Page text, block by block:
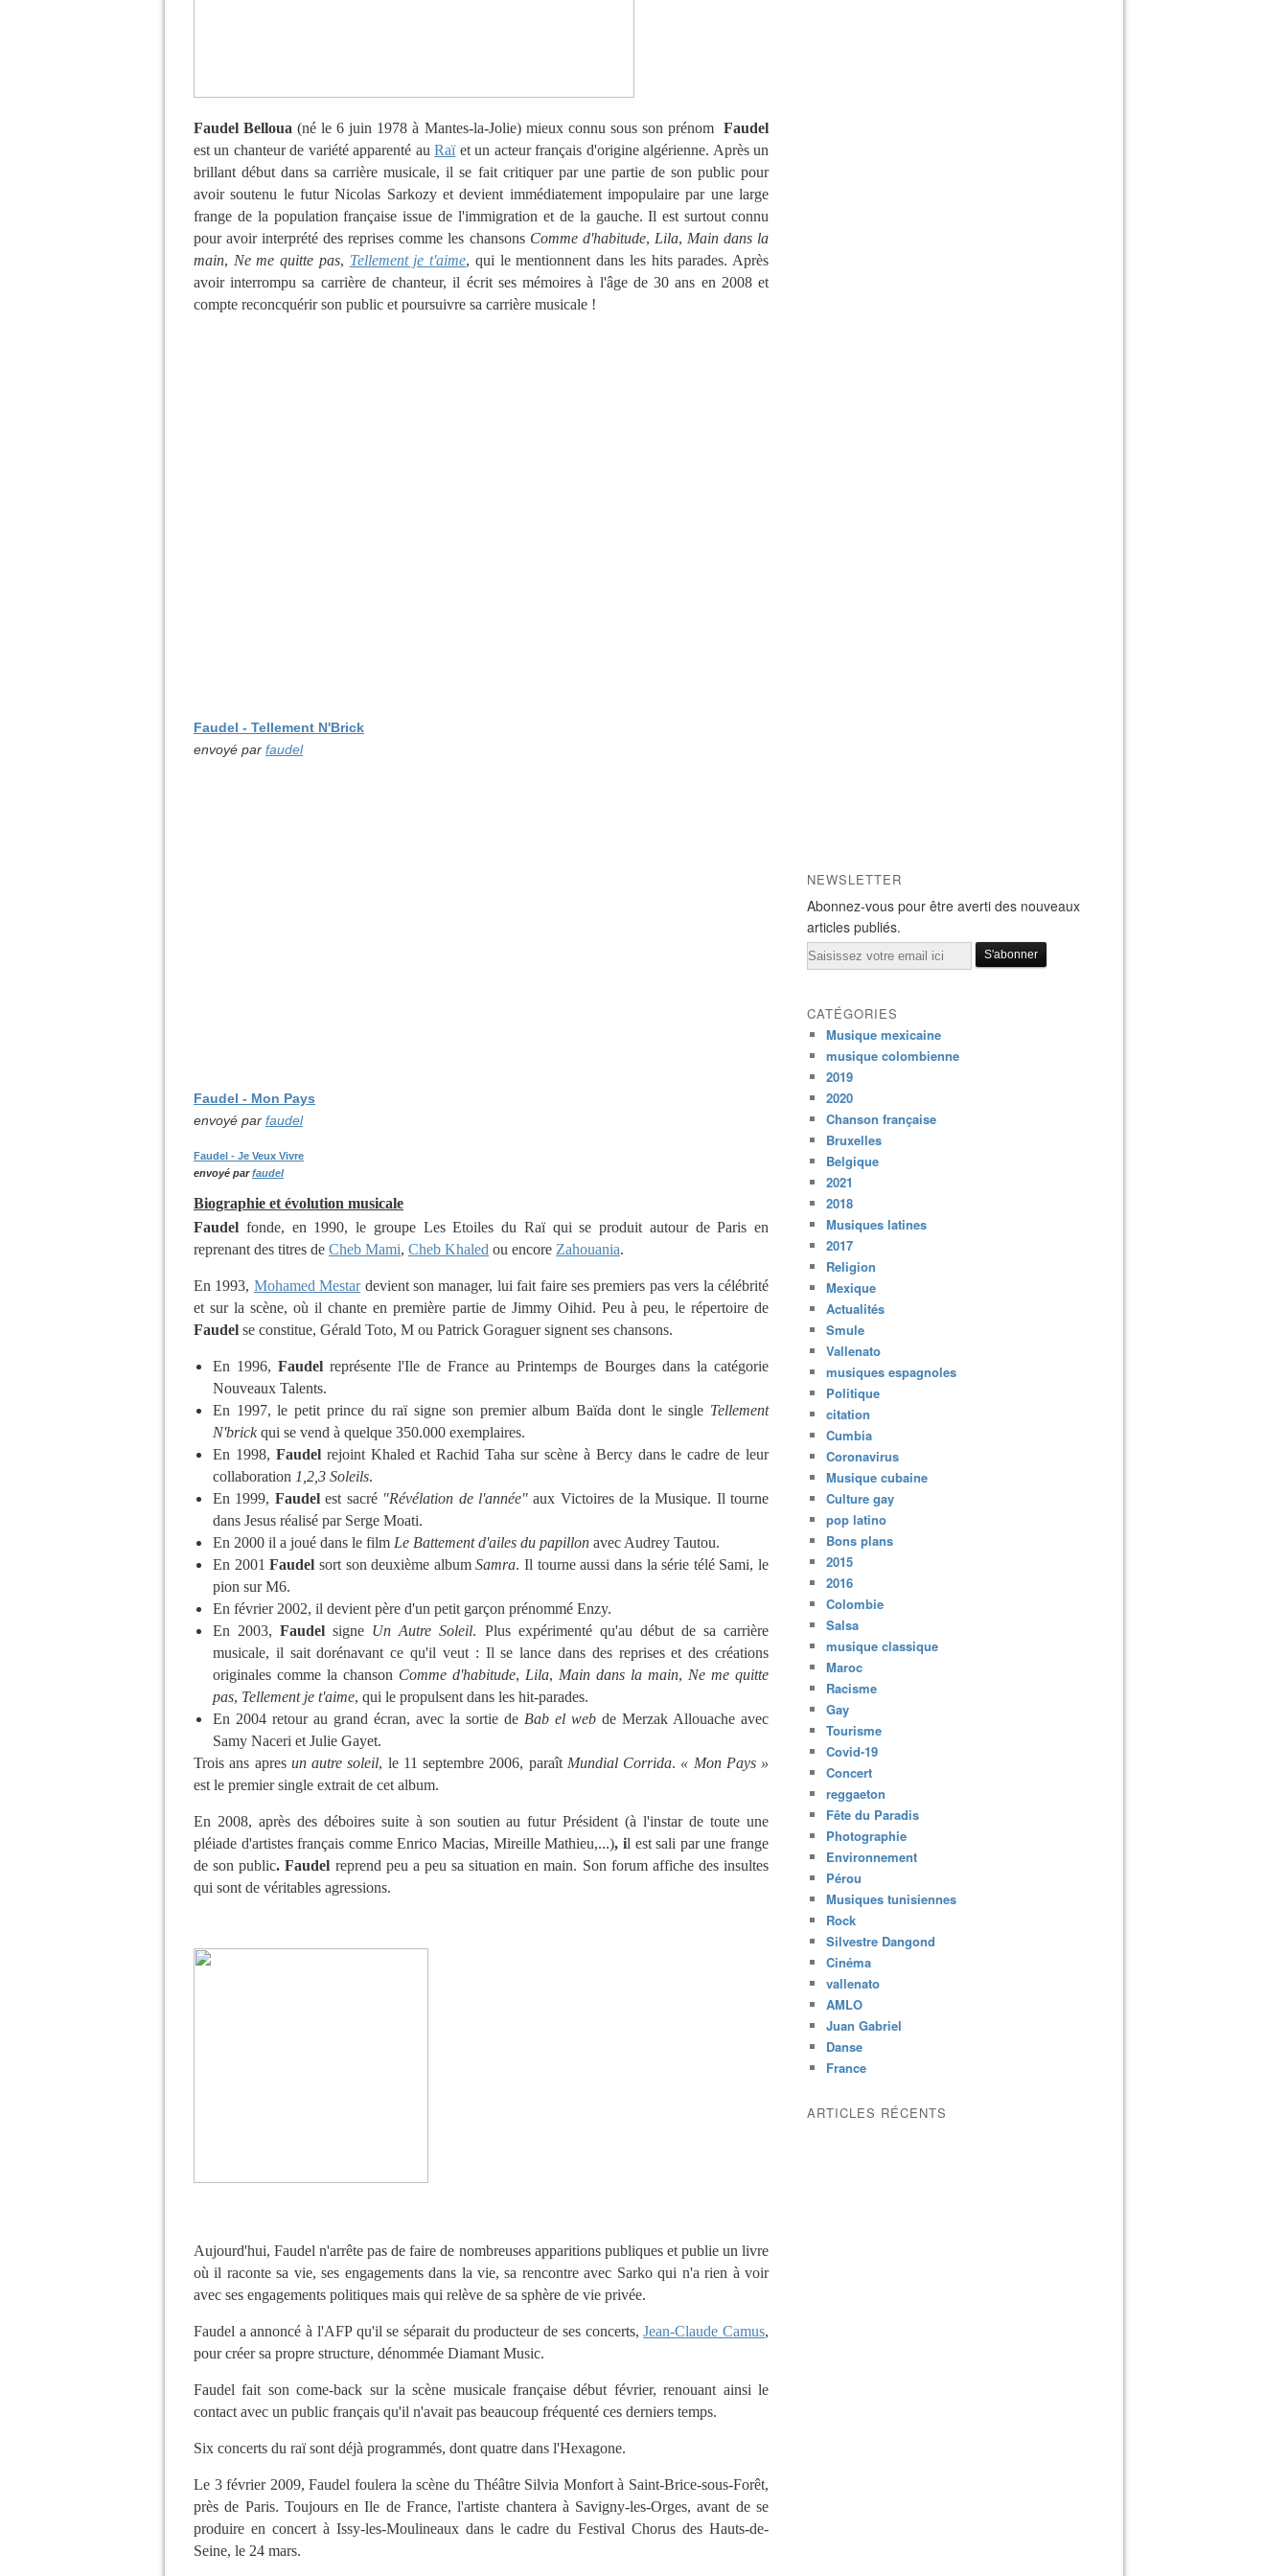
Faudel Belloua (né le 6 juin 1978 à Mantes-la-Jolie) mieux connu sous son prénomFaudel
est un chanteur de variété apparenté auRaïet un acteur français d'origine algérienne. Après un
brillant début dans sa carrière musicale, il se fait critiquer par une partie de son public pour
avoir soutenu le futur Nicolas Sarkozy et devient immédiatement impopulaire par une large
frange de la population française issue de l'immigration et de la gauche. Il est surtout connu
pour avoir interprété des reprises comme les chansons Comme d'habitude, Lila, Main dans la
main, Ne me quitte pas, Tellement je t'aime, qui le mentionnent dans les hits parades. Après
avoir interrompu sa carrière de chanteur, il écrit ses mémoires à l'âge de 30 ans en 2008 et
compte reconcquérir son public et poursuivre sa carrière musicale !
Faudel - Tellement N'Brick
envoyé par faudel
Faudel - Mon Pays
envoyé par faudel
Faudel - Je Veux Vivre
envoyé par faudel
Biographie et évolution musicale
Faudel fonde, en 1990, le groupe Les Etoiles du Raï qui se produit autour de Paris en
reprenant des titres de Cheb Mami, Cheb Khaled ou encore Zahouania.
En 1993, Mohamed Mestardevient son manager, lui fait faire ses premiers pas vers la célébrité
et sur la scène, où il chante en première partie de Jimmy Oihid. Peu à peu, le répertoire de
Faudel se constitue, Gérald Toto, M ou Patrick Goraguer signent ses chansons.
En 1996, Faudel représente l'Ile de France au Printemps de Bourges dans la catégorie
Nouveaux Talents.
En 1997, le petit prince du raï signe son premier album Baïda dont le single Tellement
N'brickqui se vend à quelque 350.000 exemplaires.
En 1998, Faudelrejoint Khaled et Rachid Taha sur scène à Bercy dans le cadre de leur
collaboration 1,2,3 Soleils.
En 1999, Faudelest sacré "Révélation de l'année" aux Victoires de la Musique. Il tourne
dans Jesus réalisé par Serge Moati.
En 2000 il a joué dans le film Le Battement d'ailes du papillon avec Audrey Tautou.
En 2001Faudel sort son deuxième albumSamra. Il tourne aussi dans la série télé Sami, le
pion sur M6.
En février 2002, il devient père d'un petit garçon prénommé Enzy.
En 2003,Faudel signe Un Autre Soleil. Plus expérimenté qu'au début de sa carrière
musicale, il sait dorénavant ce qu'il veut : Il se lance dans des reprises et des créations
originales comme la chanson Comme d'habitude, Lila, Main dans la main, Ne me quitte
pas, Tellement je t'aime, qui le propulsent dans les hit-parades.
En 2004 retour au grand écran, avec la sortie de Bab el web de Merzak Allouache avec
Samy Naceri et Julie Gayet.
Trois ans apres un autre soleil, le 11 septembre 2006, paraît Mundial Corrida. « Mon Pays »
est le premier single extrait de cet album.
En 2008, après des déboires suite à son soutien au futur Président (à l'instar de toute une
pléiade d'artistes français comme Enrico Macias, Mireille Mathieu,...), il est sali par une frange
de son public. Faudel reprend peu a peu sa situation en main. Son forum affiche des insultes
qui sont de véritables agressions.
Aujourd'hui, Faudel n'arrête pas de faire de nombreuses apparitions publiques et publie un livre
où il raconte sa vie, ses engagements dans la vie, sa rencontre avec Sarko qui n'a rien à voir
avec ses engagements politiques mais qui relève de sa sphère de vie privée.
Faudel a annoncé à l'AFP qu'il se séparait du producteur de ses concerts,Jean-Claude Camus,
pour créer sa propre structure, dénommée Diamant Music.
Faudel fait son come-back sur la scène musicale française début février, renouant ainsi le
contact avec un public français qu'il n'avait pas beaucoup fréquenté ces derniers temps.
Six concerts du raï sont déjà programmés, dont quatre dans l'Hexagone.
Le 3 février 2009, Faudel foulera la scène du Théâtre Silvia Monfort à Saint-Brice-sous-Forêt,
près de Paris. Toujours en Ile de France, l'artiste chantera à Savigny-les-Orges, avant de se
produire en concert à Issy-les-Moulineaux dans le cadre du Festival Chorus des Hauts-de-
Seine, le 24 mars.
NEWSLETTER
Abonnez-vous pour être averti des nouveaux
articles publiés.
Email
CATÉGORIES
Musique mexicaine
musique colombienne
2019
2020
Chanson française
Bruxelles
Belgique
2021
2018
Musiques latines
2017
Religion
Mexique
Actualités
Smule
Vallenato
musiques espagnoles
Politique
citation
Cumbia
Coronavirus
Musique cubaine
Culture gay
pop latino
Bons plans
2015
2016
Colombie
Salsa
musique classique
Maroc
Racisme
Gay
Tourisme
Covid-19
Concert
reggaeton
Fête du Paradis
Photographie
Environnement
Pérou
Musiques tunisiennes
Rock
Silvestre Dangond
Cinéma
vallenato
AMLO
Juan Gabriel
Danse
France
ARTICLES RÉCENTS